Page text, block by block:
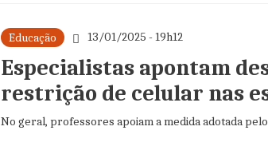
Educação 13/01/2025 - 19h12
Especialistas apontam
restrição de celular nas
No geral, professores apoiam a medida adotada